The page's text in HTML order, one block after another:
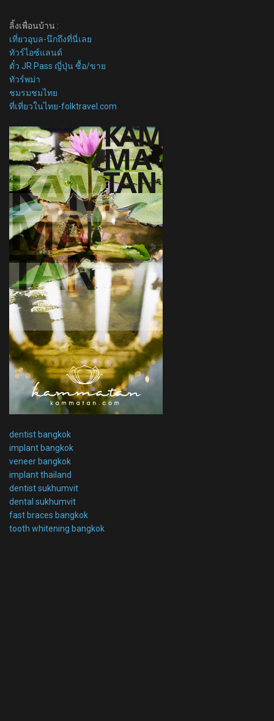
ลิ้งเพื่อนบ้าน :
เที่ยวอุบล-นึกถึงที่นี่เลย
ทัวร์ไอซ์แลนด์
ตั๋ว JR Pass ญี่ปุ่น ซื้อ/ขาย
ทัวร์พม่า
ชมรมชมไทย
ที่เที่ยวในไทย-folktravel.com
dentist bangkok
implant bangkok
veneer bangkok
implant thailand
dentist sukhumvit
dental sukhumvit
fast braces bangkok
tooth whitening bangkok